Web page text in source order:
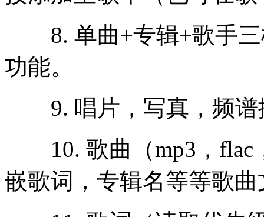
8. 单曲+专辑+歌手三
功能。
9. 唱片，写真，频谱
10. 歌曲（mp3，flac
嵌歌词，专辑名等等歌